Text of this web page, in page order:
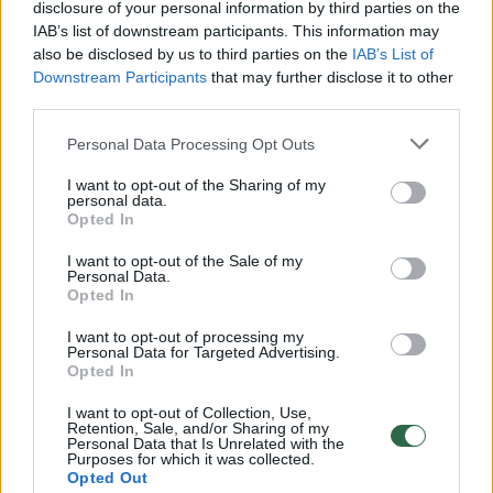
disclosure of your personal information by third parties on the
IAB’s list of downstream participants. This information may
also be disclosed by us to third parties on the IAB’s List of
Downstream Participants that may further disclose it to other
Personal Data Processing Opt Outs
I want to opt-out of the Sharing of my
personal data.
Opted In
I want to opt-out of the Sale of my
Personal Data.
Opted In
I want to opt-out of processing my
Personal Data for Targeted Advertising.
Opted In
I want to opt-out of Collection, Use,
Retention, Sale, and/or Sharing of my
Personal Data that Is Unrelated with the
Purposes for which it was collected.
Opted Out
00:00:49
Pateikė daugiau detalių apie iš tėvų paimtus šešis
vaikus: jiems kilusi grėsmė
Žinios | Lietuvos diena
Vaizdai iš tragiškos avarijos Vilniaus r.: dviejų moterų ir
vaiko gyvybių išgelbėti nepavyko
32 laipsnių šilumos
Nufilmavo, kaip patvino Vilniaus Vakarinis aplinkkelis: